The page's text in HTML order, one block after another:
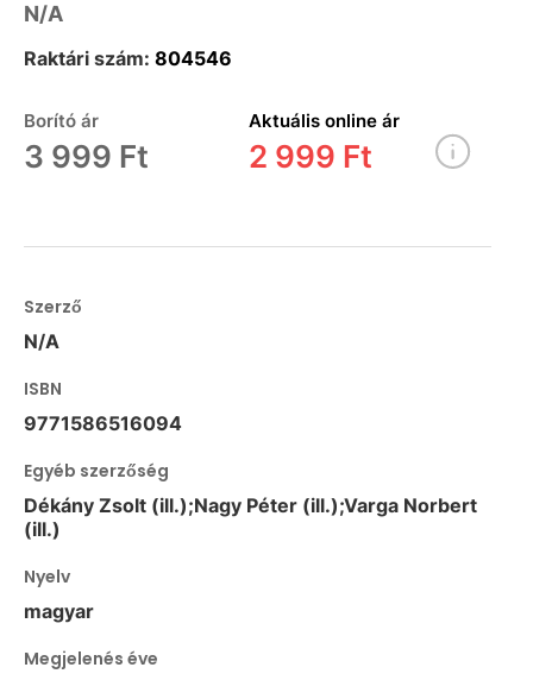
N/A
Raktári szám: 804546
Borító ár
3 999 Ft
Aktuális online ár
2 999 Ft
Szerző
N/A
ISBN
9771586516094
Egyéb szerzőség
Dékány Zsolt (ill.);Nagy Péter (ill.);Varga Norbert
(ill.)
Nyelv
magyar
Megjelenés éve